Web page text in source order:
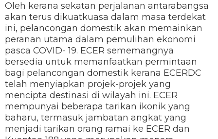
Oleh kerana sekatan perjalanan antarabangsa
akan terus dikuatkuasa dalam masa terdekat
ini, pelancongan domestik akan memainkan
peranan utama dalam pemulihan ekonomi
pasca COVID- 19. ECER sememangnya
bersedia untuk memanfaatkan permintaan
bagi pelancongan domestik kerana ECERDC
telah menyiapkan projek-projek yang
mencipta destinasi di wilayah ini. ECER
mempunyai beberapa tarikan ikonik yang
baharu, termasuk jambatan angkat yang
menjadi tarikan orang ramai ke ECER dan